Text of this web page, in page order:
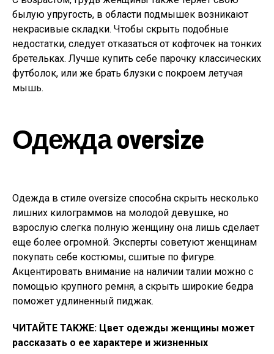
былую упругость, в области подмышек возникают
некрасивые складки. Чтобы скрыть подобные
недостатки, следует отказаться от кофточек на тонких
бретельках. Лучше купить себе парочку классических
футболок, или же брать блузки с покроем летучая
мышь.
Одежда oversize
Одежда в стиле oversize способна скрыть несколько
лишних килограммов на молодой девушке, но
взрослую слегка полную женщину она лишь сделает
еще более огромной. Эксперты советуют женщинам
покупать себе костюмы, сшитые по фигуре.
Акцентировать внимание на наличии талии можно с
помощью крупного ремня, а скрыть широкие бедра
поможет удлиненный пиджак.
ЧИТАЙТЕ ТАКЖЕ: Цвет одежды женщины может
рассказать о ее характере и жизненных